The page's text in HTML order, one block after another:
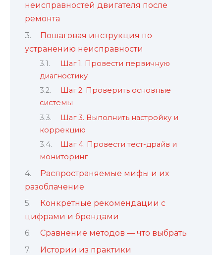
неисправностей двигателя после
ремонта
Пошаговая инструкция по
устранению неисправности
Шаг 1. Провести первичную
диагностику
Шаг 2. Проверить основные
системы
Шаг 3. Выполнить настройку и
коррекцию
Шаг 4. Провести тест-драйв и
мониторинг
Распространяемые мифы и их
разоблачение
Конкретные рекомендации с
цифрами и брендами
Сравнение методов — что выбрать
Истории из практики